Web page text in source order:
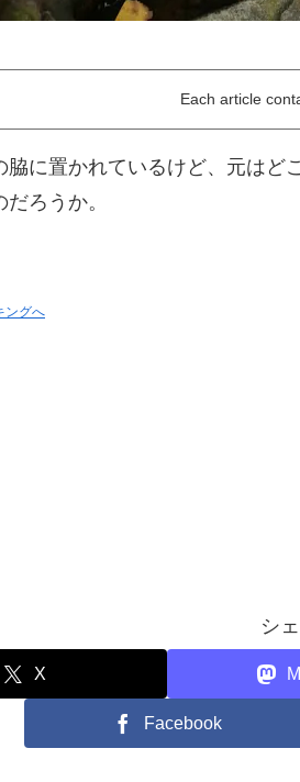
Each article
脇に置かれているけど、元はど
ろうか。
ングへ
シ
X
Facebook